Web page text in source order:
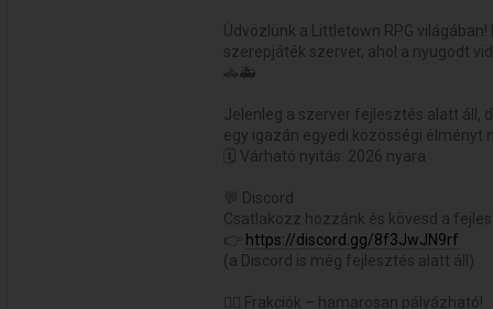
Üdvözlünk a Littletown RPG
szerepjáték szerver, ahol a nyugodt
🚓🚑
Jelenleg a szerver fejlesztés alatt áll,
egy igazán egyedi közösségi élményt
🗓️ Várható nyitás: 2026 nyara
💬 Discord
Csatlakozz hozzánk és kövesd a
👉
https://discord.gg/8f3JwJN9rf
(a Discord is még fejlesztés alatt áll)
👮‍♂️ Frakciók – hamarosan pályázható!